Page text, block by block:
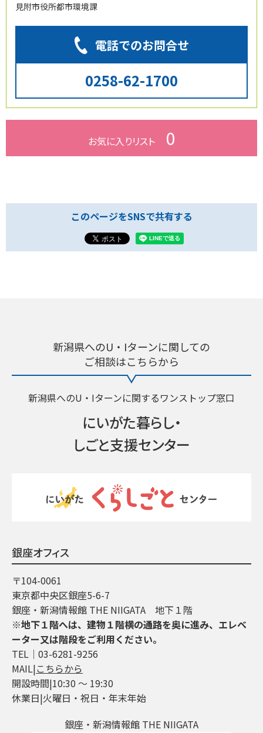
見附市役所都市環境課
電話でのお問合せ
0258-62-1700
お気に入りリスト 0
このページをSNSで共有する
新潟県へのU・Iターンに関しての
ご相談はこちらから
新潟県へのU・Iターンに関するワンストップ窓口
にいがた暮らし・
しごと支援センター
銀座オフィス
〒104-0061
東京都中央区銀座5-6-7
銀座・新潟情報館 THE NIIGATA 地下１階
※地下１階へは、建物１階横の通路を奥に進み、エレベ
ーター又は階段をご利用ください。
TEL│03-6281-9256
MAIL|こちらから
開設時間|10:30 ～ 19:30
休業日|火曜日・祝日・年末年始
銀座・新潟情報館 THE NIIGATA